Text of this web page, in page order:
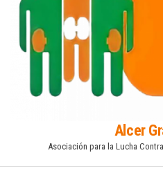
Alcer
Asociación para la Lucha